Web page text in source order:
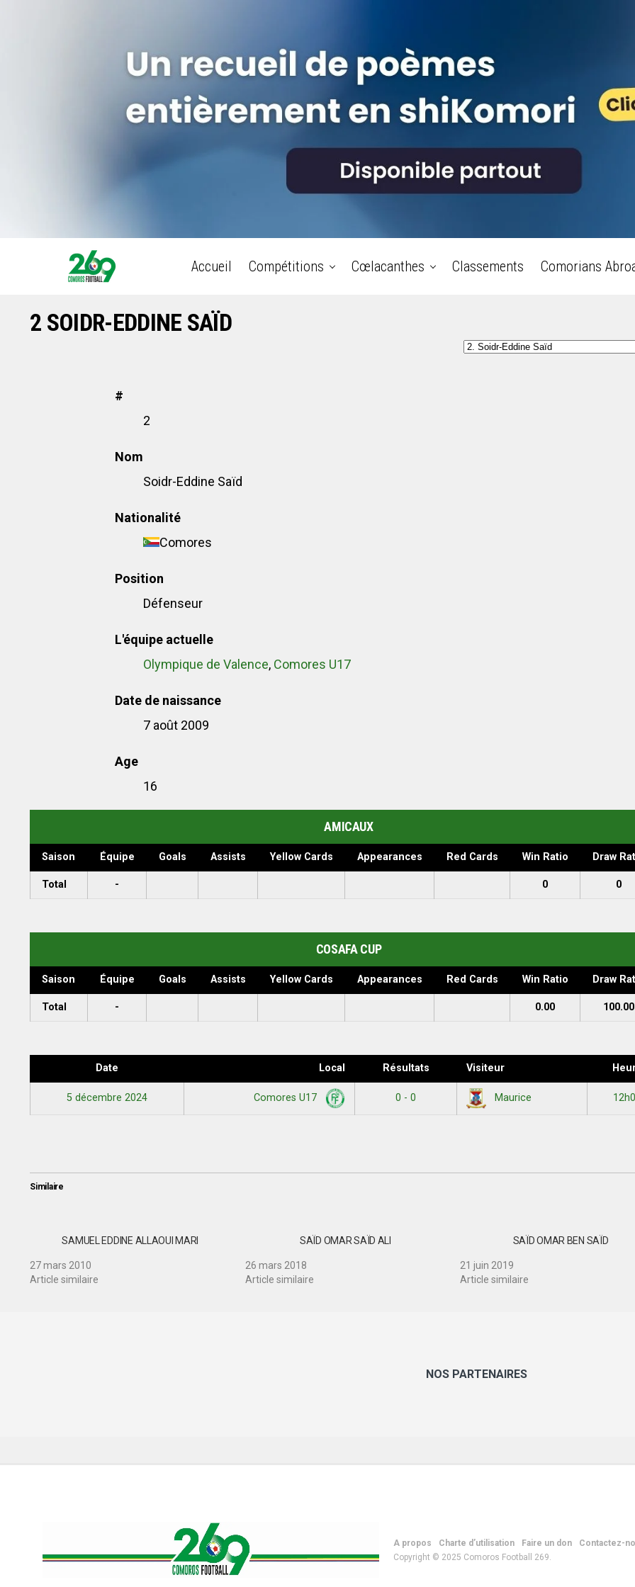
Accueil Compétitions Cœlacanthes Classements Comorians
2 SOIDR-EDDINE SAÏD
#
2
Nom
Soidr-Eddine Saïd
Nationalité
Comores
Position
Défenseur
L'équipe actuelle
Olympique de Valence, Comores U17
Date de naissance
7 août 2009
Age
16
AMICAUX
Saison Équipe Goals Assists Yellow Cards Appearances Red Cards Win Ratio Draw
Total - 0 0
COSAFA CUP
Saison Équipe Goals Assists Yellow Cards Appearances Red Cards Win Ratio Draw
Total - 0.00 100.00
Date Local Résultats Visiteur
5 décembre 2024 Comores U17 0 - 0 Maurice
Similaire
SAMUEL EDDINE ALLAOUI MARI
27 mars 2010
Article similaire
SAÏD OMAR SAÏD ALI
26 mars 2018
Article similaire
SAÏD OMAR BEN SAÏD
21 juin 2019
Article similaire
NOS PARTENAIRES
A propos Charte d’utilisation Faire un don Contactez-
Copyright © 2025 Comoros Football 269.